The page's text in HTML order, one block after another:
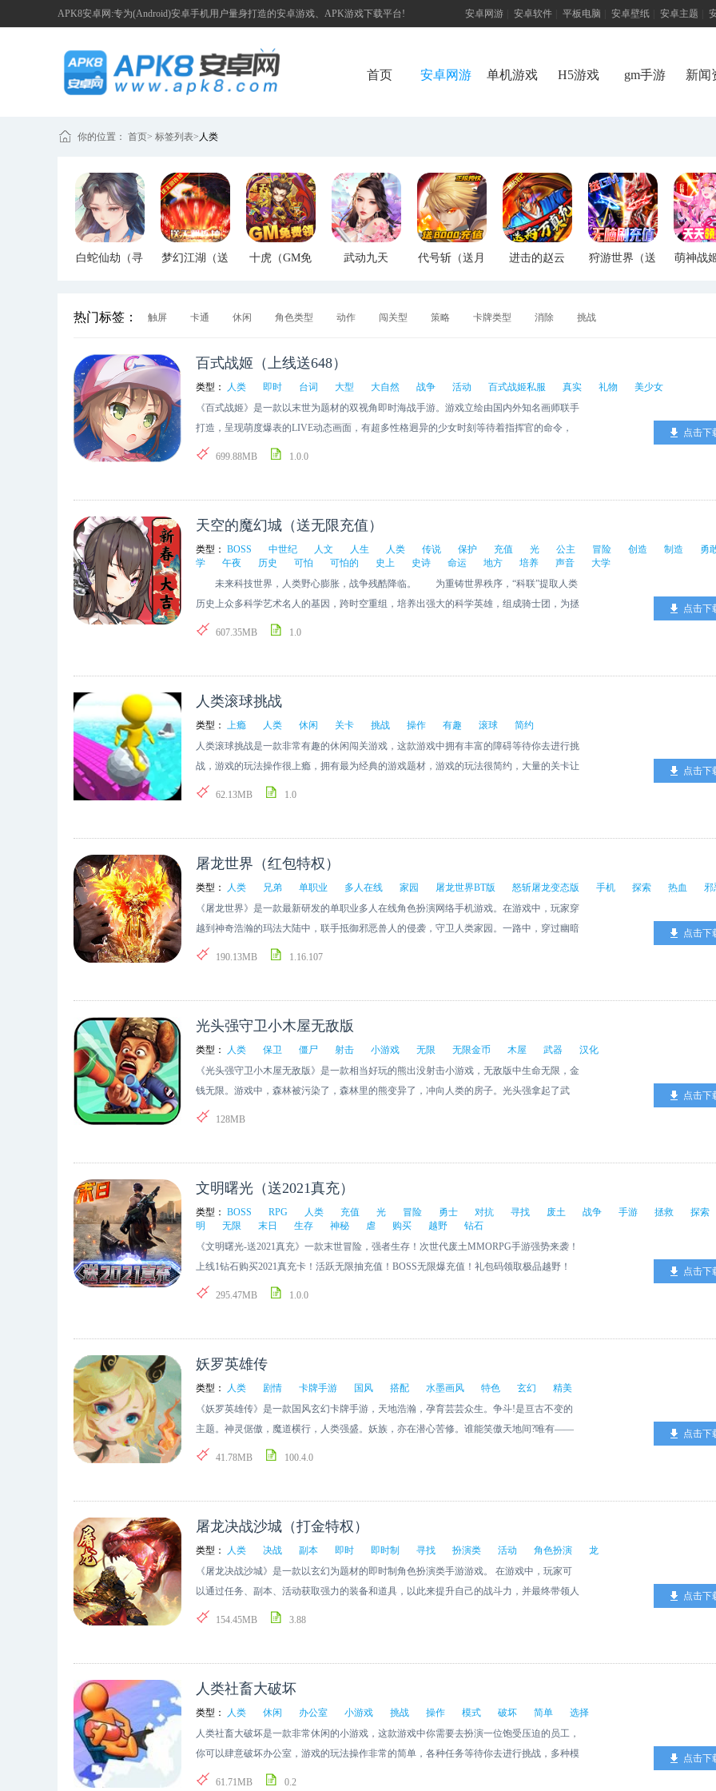
APK8安卓网:专为(Android)安卓手机用户量身打造的安卓游戏、APK游戏下载平台! 安卓网游 安卓软件 平板电脑 安卓壁纸 安卓主题
首页 安卓网游 单机游戏 H5游戏 gm手游 新闻
你的位置： 首页> 标签列表> 人类
白蛇仙劫（寻
梦幻江湖（送
十虎（GM免
武动九天
代号斩（送月
进击的赵云
狩游世界（送
萌神战
热门标签： 触屏 卡通 休闲 角色类型 动作 闯关型 策略 卡牌类型 消除 挑战
百式战姬（上线送648）
类型： 人类 即时 台词 大型 大自然 战争 活动 百式战姬私服 真实 礼物
美少女
《百式战姬》是一款以末世为题材的双视角即时海战手游。游戏立绘由国内外知名画师联手
打造，呈现萌度爆表的LIVE动态画面，有超多性格迥异的少女时刻等待着指挥官的命令，
随时备战出击！■游戏类型RTS（战斗）+卡牌收集（CCG） ■游戏音乐《百式战姬》游戏音
游戏画面3D场景+3D舰船，2D角色立绘动态表现（2DLIVE）■世界观2125年，不断的核战
争造成了大规模的灾害，人类们终于联起手来，将剩余的人类火种转入各种地下设施中进行
低温休眠以等待大自然恢复，同时建造了一批拥有人工智能并且能与兵器载具链接的少女人
形——守卫者以保卫人类和修复环境。而当人类苏醒时，不知何故，原本恪尽职守的守卫者
发生了分化，大部分对人类兵刃相向，而少部分则继续守护着人类。作为一名幸存的人类，
玩家将作为舰队指挥官带领强力的少女人型舰船，加入这场关乎人类存亡的战争。【中日声
色还有不同的动态表现，傲娇、病娇、元气娘、三无少女……性格各异萌点不同的小姐姐们
等待着指挥官您的命令！【即时战略，更强代入感！】采用RTS玩法机制，即时战略的酣爽
操作，从细微的惯性系统到猛烈的炮火轰击，从舰队队形到单兵作战，让指挥官们如同置身
在真实的战场上，运用巧妙的策略搭配以及技能释放，在生死存亡之际探索人类的明天。
【爱的养成，人形舰船的秘密！】这里有特别的“少女”养成计划，不但能在战斗中加深指挥
699.88MB 1.0.0
点击下
天空的魔幻城（送无限充值）
类型： BOSS 中世纪 人文 人生 人类 传说 保护 充值 光 公主 冒险 创造 制造 勇
学
午夜 历史 可怕 可怕的 史上 史诗 命运 地方 培养 声音
大学
未来科技世界，人类野心膨胀，战争残酷降临。 为重铸世界秩序，“科联”提取人类
历史上众多科学艺术名人的基因，跨时空重组，培养出强大的科学英雄，组成骑士团，为拯
救人类命运而战。 你将指挥“物理”“化学”“生物”“工程”“人文”“艺术”六大学院的英雄们，
候，我随意翻起来家里书页泛黄的《希腊神话》、《罗马史诗》，我从那时起受中世纪骑士
文学的影响很深，总幻想自己是那个从喷火恶龙手中救出美丽公主的骑士，是敢于挑战可怕
的食人魔的勇敢骑士，是为了保护美丽的公主最后杀死抓走公主的巫师的英雄骑士，而这个
关于骑士的传说在我从少年变成男人以后开始有机会把他编入我的游戏梦里。 在现在这
个环境下做游戏太难了，能像我们一样坚守住这块阵地的都是出于对游戏最真挚的爱，都是
程，我抓了一下我飘逸的短发，瞟了他一眼说，“谁说活着是容易的事呢”? 开发一个手
游耗费了两年的时间，打磨的不仅仅是产品本身的品质，同样也是自我修缮的过程，我已经
忘记推·翻了多少稿立绘，更改过多少次挂机界面，重画过几版战斗小人，只是为了在新的
测试时让玩家的满意度稍微多一点点，在多少个深夜，我们收集每一次测试后的玩家留言，
都是不对的体验，我们感恩每一位玩家给我们的机会，更加感激那些在这么多次测试之后对
过程，我们非常的享受，所以我又哪有时间记得开发过程中的艰苦，因为所有的付出与等待
一定都是值得的。 它不仅仅承载着我们的骑士梦想，也包裹着我们对于未来世界的想
象。一次次科技的进步都向我们预示着基因人诞生的可能，我们想象着当家园需要被守护的
时刻，我们能够复制出在浩瀚的历史长河中闪烁着光芒的智者，成为真正的战士，来守护这
世界的正义与和平。科技向善，在我们游戏里所创造的世界观中，科技最终是为我们人类服
戏可以陪伴我，我希望所有和我一样孤枕难眠的英雄们有一个可以安放心灵的地方，我希望
有勇气的抵抗着生活的难呢?!
607.35MB 1.0
点击下
人类滚球挑战
类型： 上瘾 人类 休闲 关卡 挑战 操作 有趣 滚球
简约
人类滚球挑战是一款非常有趣的休闲闯关游戏，这款游戏中拥有丰富的障碍等待你去进行挑
战，游戏的玩法操作很上瘾，拥有最为经典的游戏题材，游戏的玩法很简约，大量的关卡让
你去进行挑战，推荐下载这款游戏进行游玩。
62.13MB 1.0
点击下
屠龙世界（红包特权）
类型： 人类 兄弟 单职业 多人在线 家园 屠龙世界BT版 怒斩屠龙变态版 手机 探索 热血
邪
《屠龙世界》是一款最新研发的单职业多人在线角色扮演网络手机游戏。在游戏中，玩家穿
越到神奇浩瀚的玛法大陆中，联手抵御邪恶兽人的侵袭，守卫人类家园。一路中，穿过幽暗
的矿洞，探索神秘的沃玛寺庙……渐渐接触到到古老的三龙卫和那段被风沙掩埋的英雄故
190.13MB 1.16.107
点击下
光头强守卫小木屋无敌版
类型： 人类 保卫 僵尸 射击 小游戏 无限 无限金币 木屋 武器
汉化
《光头强守卫小木屋无敌版》是一款相当好玩的熊出没射击小游戏，无敌版中生命无限，金
钱无限。游戏中，森林被污染了，森林里的熊变异了，冲向人类的房子。光头强拿起了武
器，誓死要保卫住自己的房子，阻止僵尸熊进入!快来帮帮它吧!
128MB
点击下
文明曙光（送2021真充）
类型： BOSS RPG 人类 充值 光 冒险 勇士 对抗 寻找 废土 战争 手游 拯救 探索
明
无限 末日 生存 神秘 虐 购买 越野
钻石
《文明曙光-送2021真充》一款末世冒险，强者生存！次世代废土MMORPG手游强势来袭！
上线1钻石购买2021真充卡！活跃无限抽充值！BOSS无限爆充值！礼包码领取极品越野！
世界为何会变成这样？人类为何迎来末日？恶意引爆的核弹，不计后果的战争，摧毁了文明
295.47MB 1.0.0
点击下
妖罗英雄传
类型： 人类 剧情 卡牌手游 国风 搭配 水墨画风 特色 玄幻
精美
《妖罗英雄传》是一款国风玄幻卡牌手游，天地浩瀚，孕育芸芸众生。争斗!是亘古不变的
主题。神灵倨傲，魔道横行，人类强盛。妖族，亦在潜心苦修。谁能笑傲天地间?唯有——
强者!精美的水墨画风，跌宕起伏的剧情故事，给玩家们带来了沉浸式的动画剧情体验。百
41.78MB 100.4.0
点击下
屠龙决战沙城（打金特权）
类型： 人类 决战 副本 即时 即时制 寻找 扮演类 活动 角色扮演
龙
《屠龙决战沙城》是一款以玄幻为题材的即时制角色扮演类手游游戏。 在游戏中，玩家可
以通过任务、副本、活动获取强力的装备和道具，以此来提升自己的战斗力，并最终带领人
类在大灾难后寻找新的出路。通过游戏，传递给玩家团队协作的精神
154.45MB 3.88
点击下
人类社畜大破坏
类型： 人类 休闲 办公室 小游戏 挑战 操作 模式 破坏 简单
选择
人类社畜大破坏是一款非常休闲的小游戏，这款游戏中你需要去扮演一位饱受压迫的员工，
你可以肆意破坏办公室，游戏的玩法操作非常的简单，各种任务等待你去进行挑战，多种模
式让你去选择开始你的挑战。
61.71MB 0.2
点击下